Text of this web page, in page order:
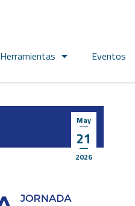
Herramientas Eventos
May
21
2026